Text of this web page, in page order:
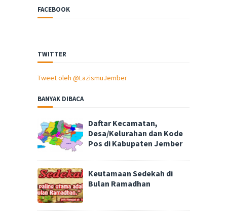
FACEBOOK
TWITTER
Tweet oleh @LazismuJember
BANYAK DIBACA
Daftar Kecamatan,
Desa/Kelurahan dan Kode
Pos di Kabupaten Jember
Keutamaan Sedekah di
Bulan Ramadhan